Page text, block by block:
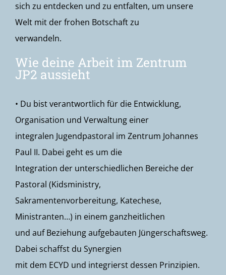
sich zu entdecken und zu entfalten, um unsere
Welt mit der frohen Botschaft zu
verwandeln.
Wie deine Arbeit im Zentrum
JP2 aussieht
• Du bist verantwortlich für die Entwicklung,
Organisation und Verwaltung einer
integralen Jugendpastoral im Zentrum Johannes
Paul II. Dabei geht es um die
Integration der unterschiedlichen Bereiche der
Pastoral (Kidsministry,
Sakramentenvorbereitung, Katechese,
Ministranten…) in einem ganzheitlichen
und auf Beziehung aufgebauten Jüngerschaftsweg.
Dabei schaffst du Synergien
mit dem ECYD und integrierst dessen Prinzipien.